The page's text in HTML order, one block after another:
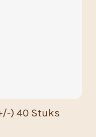
) 40 Stuks